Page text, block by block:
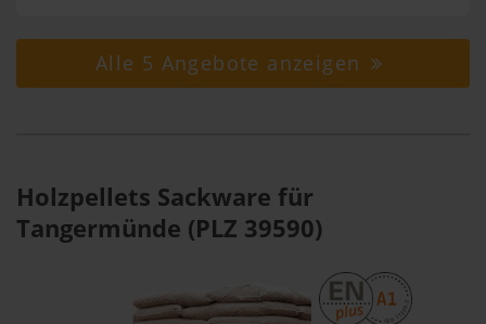
Alle 5 Angebote anzeigen
Holzpellets Sackware für
Tangermünde (PLZ 39590)